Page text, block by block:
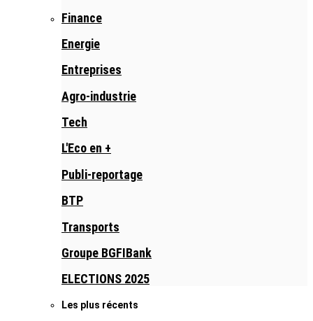
Finance
Energie
Entreprises
Agro-industrie
Tech
L'Eco en +
Publi-reportage
BTP
Transports
Groupe BGFIBank
ELECTIONS 2025
Les plus récents